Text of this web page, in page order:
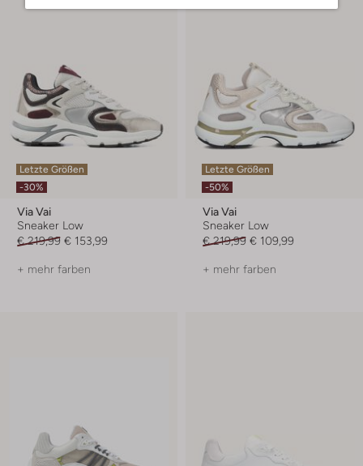
Letzte Größen
-30%
Via Vai
Sneaker Low
€ 219,99 € 153,99
+ mehr farben
Letzte Größen
-50%
Via Vai
Sneaker Low
€ 219,99 € 109,99
+ mehr farben